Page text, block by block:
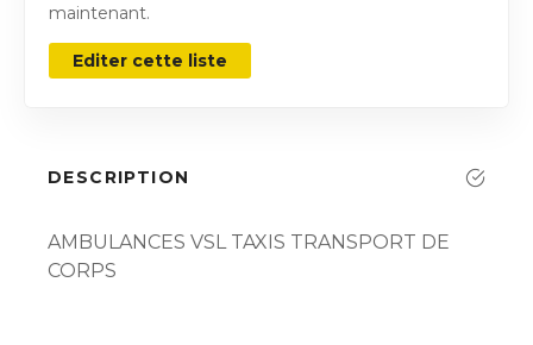
maintenant.
Editer cette liste
DESCRIPTION
AMBULANCES VSL TAXIS TRANSPORT DE
CORPS